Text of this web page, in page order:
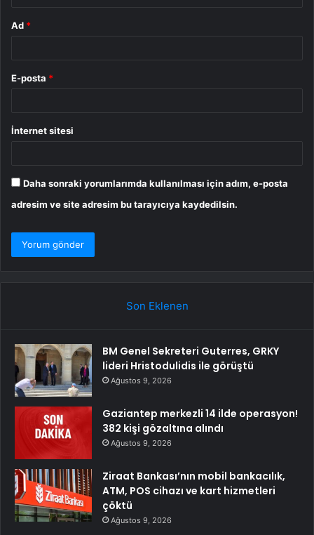
Ad *
E-posta *
İnternet sitesi
Daha sonraki yorumlarımda kullanılması için adım, e-posta
adresim ve site adresim bu tarayıcıya kaydedilsin.
Son Eklenen
BM Genel Sekreteri Guterres, GRKY
lideri Hristodulidis ile görüştü
Ağustos 9, 2026
Gaziantep merkezli 14 ilde operasyon!
382 kişi gözaltına alındı
Ağustos 9, 2026
Ziraat Bankası’nın mobil bankacılık,
ATM, POS cihazı ve kart hizmetleri
çöktü
Ağustos 9, 2026